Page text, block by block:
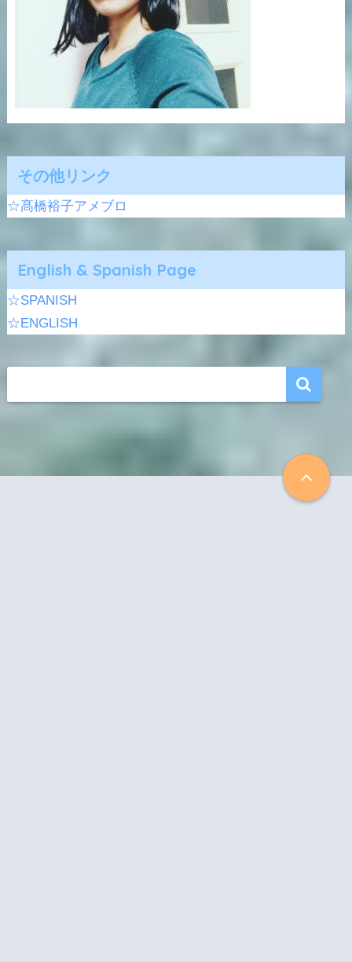
その他リンク
☆髙橋裕子アメブロ
English & Spanish Page
☆SPANISH
☆ENGLISH